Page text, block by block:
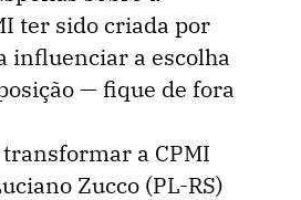
ter sido criada por
influenciar a escolha
— fique de fora
a CPMI
Zucco (PL-RS)